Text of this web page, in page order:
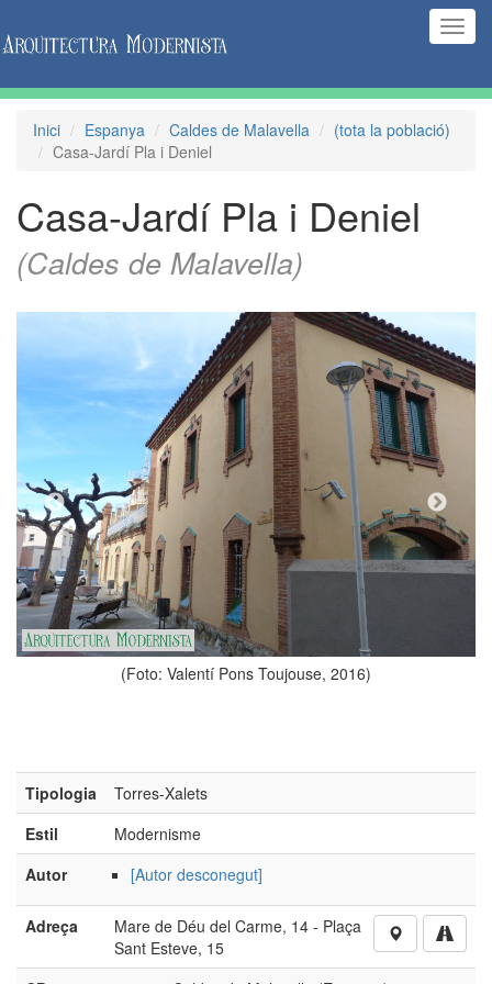
Inici Espanya Caldes de Malavella
(tota la població)
Casa-Jardí Pla i Deniel
Casa-Jardí Pla i Deniel
(Caldes de Malavella)
Valentí Pons Toujouse, 2016)
Tipologia
Torres-Xalets
Estil
Modernisme
Autor
[Autor desconegut]
Adreça
Mare de Déu del Carme, 14 - Plaça
Sant Esteve, 15